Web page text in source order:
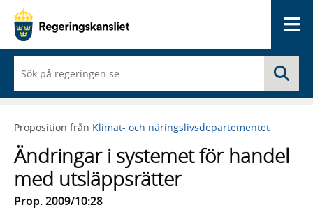
du
börjar
skriva
framträder
en
lista
med
sökförslag
Proposition från Klimat- och näringslivsdepartementet
Ändringar i systemet för handel
med utsläppsrätter
Prop. 2009/10:28